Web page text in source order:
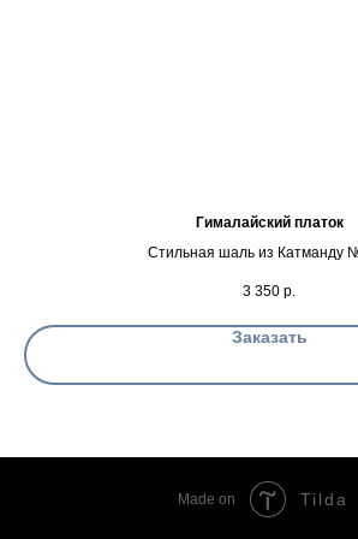
Гималайский платок
Стильная шаль из Катманду
3 350 р.
Заказать
Made on Tilda